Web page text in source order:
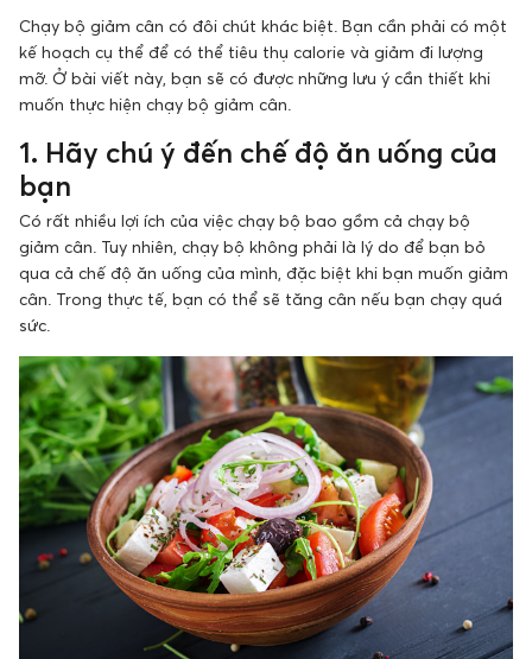
Chạy bộ giảm cân có đôi chút khác biệt. Bạn cần phải có một
kế hoạch cụ thể để có thể tiêu thụ calorie và giảm đi lượng
mỡ. Ở bài viết này, bạn sẽ có được những lưu ý cần thiết khi
muốn thực hiện chạy bộ giảm cân.
1. Hãy chú ý đến chế độ ăn uống của
bạn
Có rất nhiều lợi ích của việc chạy bộ bao gồm cả chạy bộ
giảm cân. Tuy nhiên, chạy bộ không phải là lý do để bạn bỏ
qua cả chế độ ăn uống của mình, đặc biệt khi bạn muốn giảm
cân. Trong thực tế, bạn có thể sẽ tăng cân nếu bạn chạy quá
sức.